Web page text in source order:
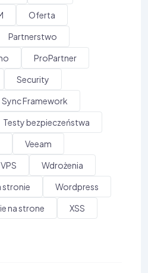
Oferta
Partnerstwo
ProPartner
Security
Sync Framework
Testy bezpieczeństwa
Veeam
VPS
Wdrożenia
stronie
Wordpress
na strone XSS